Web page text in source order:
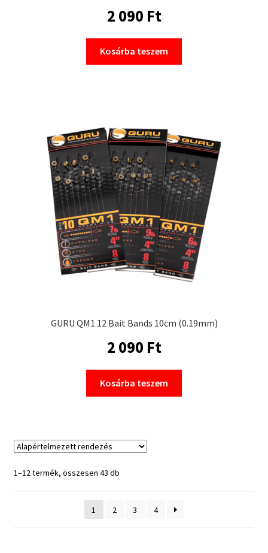
2 090 Ft
Kosárba teszem
GURU QM1 12 Bait Bands 10cm (0.19mm)
2 090 Ft
Kosárba teszem
1–12 termék, összesen 43 db
1 2 3 4